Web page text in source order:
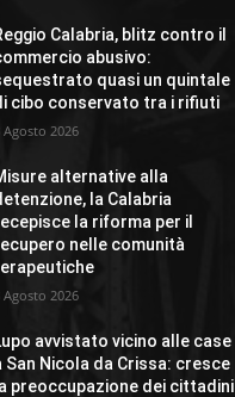
Calabria, blitz contro il
abusivo:
quasi un quintale
cibo conservato tra i rifiuti
Agosto 2026
alternative alla
la Calabria
la riforma per il
nelle comunità
Agosto 2026
avvistato vicino alle case
San Nicola da Crissa: cresce
la preoccupazione dei cittadini